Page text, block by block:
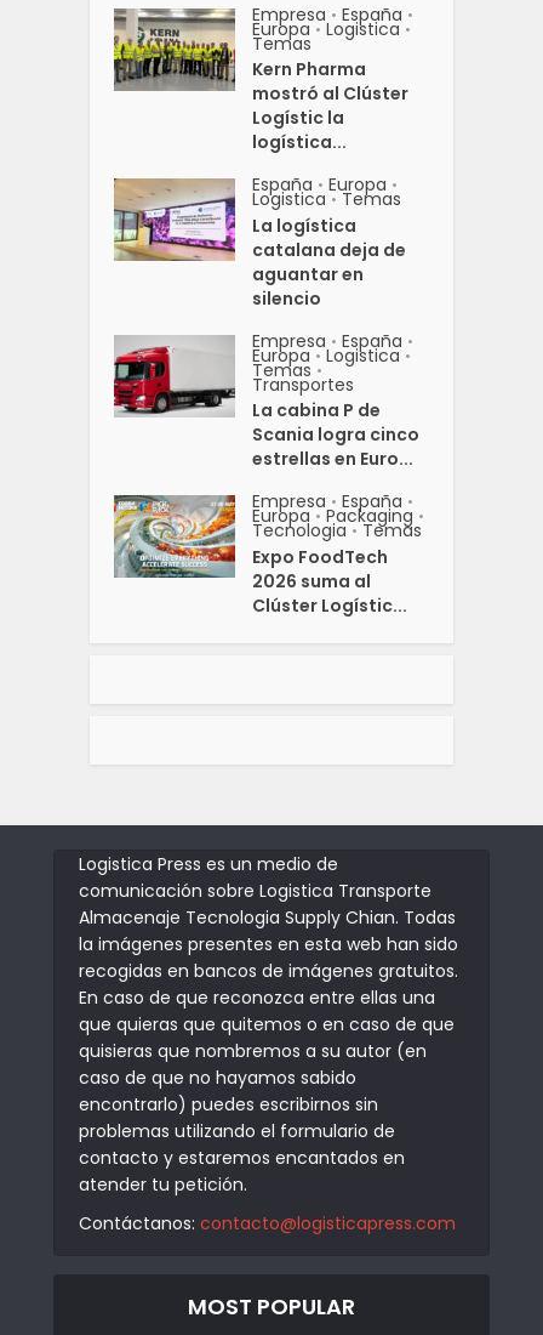
Empresa • España •
Europa • Logistica •
Temas
Kern Pharma
mostró al Clúster
Logístic la
logística...
España • Europa •
Logistica • Temas
La logística
catalana deja de
aguantar en
silencio
Empresa • España •
Europa • Logistica •
Temas •
Transportes
La cabina P de
Scania logra cinco
estrellas en Euro...
Empresa • España •
Europa • Packaging •
Tecnologia • Temas
Expo FoodTech
2026 suma al
Clúster Logístic...
Logistica Press es un medio de
comunicación sobre Logistica Transporte
Almacenaje Tecnologia Supply Chian. Todas
la imágenes presentes en esta web han sido
recogidas en bancos de imágenes gratuitos.
En caso de que reconozca entre ellas una
que quieras que quitemos o en caso de que
quisieras que nombremos a su autor (en
caso de que no hayamos sabido
encontrarlo) puedes escribirnos sin
problemas utilizando el formulario de
contacto y estaremos encantados en
atender tu petición.
Contáctanos: contacto@logisticapress.com
MOST POPULAR